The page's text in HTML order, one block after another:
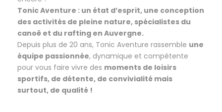
Tonic Aventure : un état d’esprit, une conception
des activités de pleine nature, spécialistes du
canoë et du rafting en Auvergne.
Depuis plus de 20 ans, Tonic Aventure rassemble une
équipe passionnée, dynamique et compétente
pour vous faire vivre des moments de loisirs
sportifs, de détente, de convivialité mais
surtout, de qualité !